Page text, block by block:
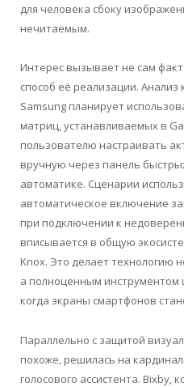
для человека сбоку
нечитаемым.
Интерес вызывает не сам
способ её реализации. Анализ
Samsung планирует
матриц, устанавливаемых в
пользователю настраивать
вручную через панель
автоматике. Сценарии
автоматическое включение
при подключении к
вписывается в общую
Knox. Это делает технологию
а полноценным инструментом
когда экраны смартфонов
Параллельно с защитой
похоже, решилась на
голосового ассистента. Bixby,